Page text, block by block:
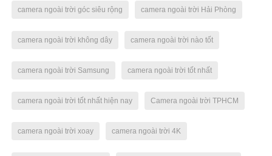
camera ngoài trời góc siêu rộng camera ngoài trời Hải Phòng
camera ngoài trời không dây camera ngoài trời nào tốt
camera ngoài trời Samsung camera ngoài trời tốt nhất
camera ngoài trời tốt nhất hiện nay Camera ngoài trời TPHCM
camera ngoài trời xoay camera ngoài trời 4K